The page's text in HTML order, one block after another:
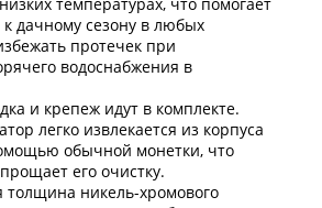
к дачному сезону в любых
протечек при
водоснабжения в
и крепеж идут в комплекте.
легко извлекается из корпуса
обычной монетки, что
его очистку.
толщина никель-хромового